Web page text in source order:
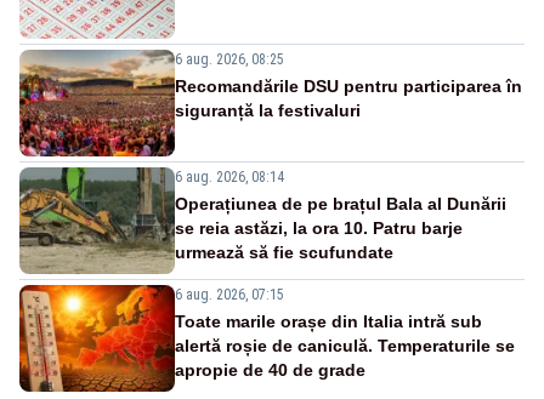
6 aug. 2026, 08:25
Recomandările DSU pentru participarea în
siguranță la festivaluri
6 aug. 2026, 08:14
Operațiunea de pe brațul Bala al Dunării
se reia astăzi, la ora 10. Patru barje
urmează să fie scufundate
6 aug. 2026, 07:15
Toate marile orașe din Italia intră sub
alertă roșie de caniculă. Temperaturile se
apropie de 40 de grade